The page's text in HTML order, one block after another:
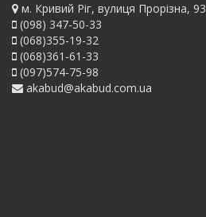
м. Кривий Ріг, вулиця Прорізна, 93
(098) 347-50-33
(068)355-19-32
(068)361-61-33
(097)574-75-98
akabud@akabud.com.ua